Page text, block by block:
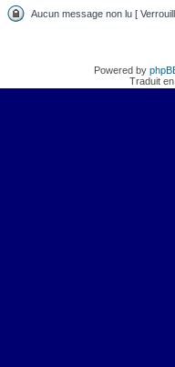
Aucun message non lu [
Powered by
Traduit